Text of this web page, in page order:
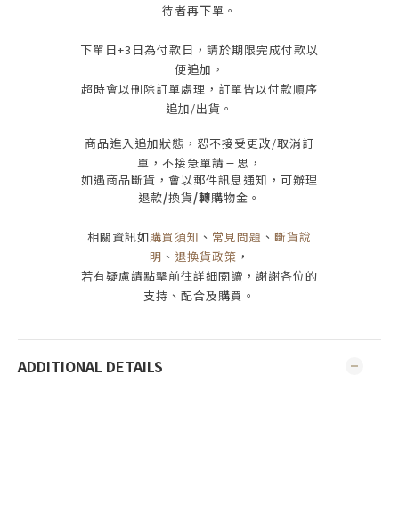
待者再下單 。
下單日+3 日為付款日，請於期限完成付款以
便追加，
超時會以刪除訂單處理，訂單皆以付款順序
追加/出貨 。
商品進入追加狀態，恕不接受更改/取消訂
單， 不接急單請三思 ，
如遇商品斷貨，會以郵件訊息通知，可辦理
退款/換貨/轉購物金。
相關資訊如購買須知 、 常見問題 、 斷貨說
明 、 退換貨政策 ，
若有疑慮請點擊前往詳細閱讀，謝謝各位的
支持、配合及購買 。
ADDITIONAL DETAILS